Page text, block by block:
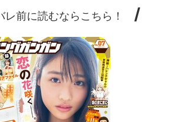
前に読むならこちら！ /